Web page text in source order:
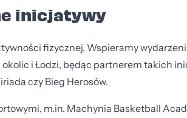
inicjatywy
fizycznej. Wspieramy
i Łodzi, będąc partnerem takich
czy Bieg Herosów.
m.in. Machynia Basketball